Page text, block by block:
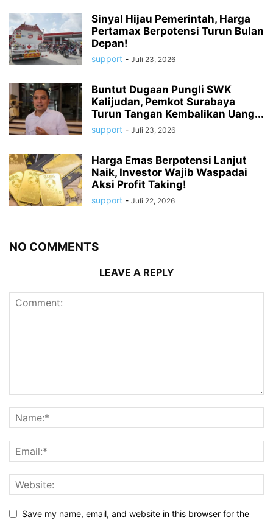
Sinyal Hijau Pemerintah, Harga
Pertamax Berpotensi Turun Bulan
Depan!
support - Juli 23, 2026
Buntut Dugaan Pungli SWK
Kalijudan, Pemkot Surabaya
Turun Tangan Kembalikan Uang...
support - Juli 23, 2026
Harga Emas Berpotensi Lanjut
Naik, Investor Wajib Waspadai
Aksi Profit Taking!
support - Juli 22, 2026
NO COMMENTS
LEAVE A REPLY
Save my name, email, and website in this browser for the